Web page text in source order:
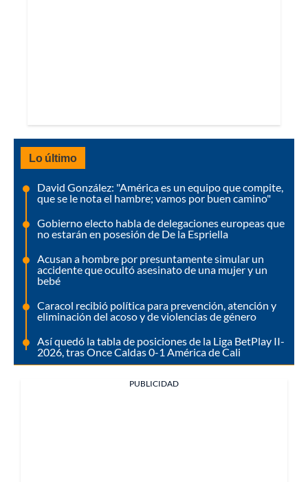
Lo último
David González: "América es un equipo que compite,
que se le nota el hambre; vamos por buen camino"
Gobierno electo habla de delegaciones europeas que
no estarán en posesión de De la Espriella
Acusan a hombre por presuntamente simular un
accidente que ocultó asesinato de una mujer y un
bebé
Caracol recibió política para prevención, atención y
eliminación del acoso y de violencias de género
Así quedó la tabla de posiciones de la Liga BetPlay II-
2026, tras Once Caldas 0-1 América de Cali
PUBLICIDAD